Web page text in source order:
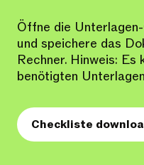
Öffne die
und speichere das
Rechner. Hinweis: Es
benötigten
Checkliste